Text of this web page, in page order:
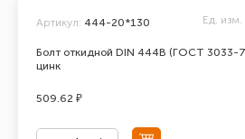
Болт откидной DIN 444В (ГОСТ 3033-
цинк
Артикул: 444-20*130 Ед. изм.
509.62 ₽